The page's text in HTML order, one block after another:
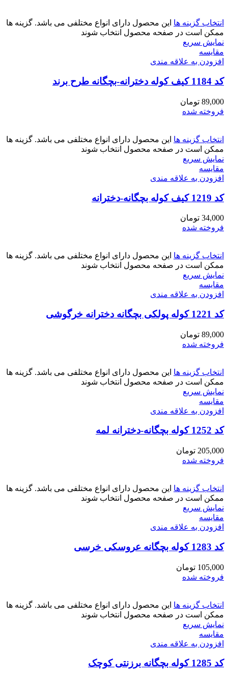
انتخاب گزینه ها این محصول دارای انواع مختلفی می باشد. گزینه ها
ممکن است در صفحه محصول انتخاب شوند
نمایش سریع
مقايسه
افزودن به علاقه مندی
کد 1184 کیف کوله دخترانه-بچگانه طرح برند
89,000 تومان
فروخته شده
انتخاب گزینه ها این محصول دارای انواع مختلفی می باشد. گزینه ها
ممکن است در صفحه محصول انتخاب شوند
نمایش سریع
مقايسه
افزودن به علاقه مندی
کد 1219 کیف کوله بچگانه-دخترانه
34,000 تومان
فروخته شده
انتخاب گزینه ها این محصول دارای انواع مختلفی می باشد. گزینه ها
ممکن است در صفحه محصول انتخاب شوند
نمایش سریع
مقايسه
افزودن به علاقه مندی
کد 1221 کوله پولکی بچگانه دخترانه خرگوشی
89,000 تومان
فروخته شده
انتخاب گزینه ها این محصول دارای انواع مختلفی می باشد. گزینه ها
ممکن است در صفحه محصول انتخاب شوند
نمایش سریع
مقايسه
افزودن به علاقه مندی
کد 1252 کوله بچگانه-دخترانه لمه
205,000 تومان
فروخته شده
انتخاب گزینه ها این محصول دارای انواع مختلفی می باشد. گزینه ها
ممکن است در صفحه محصول انتخاب شوند
نمایش سریع
مقايسه
افزودن به علاقه مندی
کد 1283 کوله بچگانه عروسکی خرسی
105,000 تومان
فروخته شده
انتخاب گزینه ها این محصول دارای انواع مختلفی می باشد. گزینه ها
ممکن است در صفحه محصول انتخاب شوند
نمایش سریع
مقايسه
افزودن به علاقه مندی
کد 1285 کوله بچگانه برزنتی کوچک